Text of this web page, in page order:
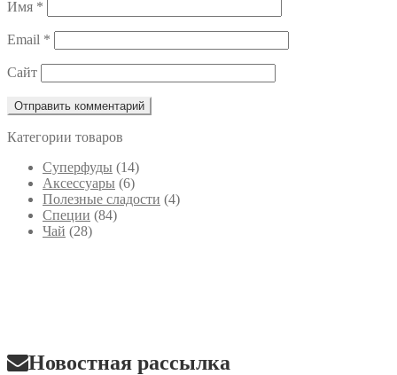
Имя *
Email *
Сайт
Категории товаров
Cуперфуды (14)
Аксессуары (6)
Полезные сладости (4)
Специи (84)
Чай (28)
Новостная рассылка